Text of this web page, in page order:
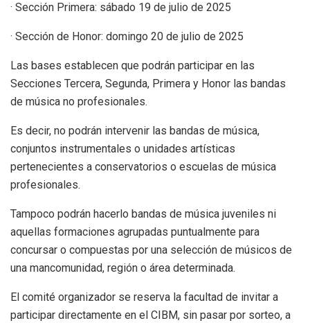
· Sección Primera: sábado 19 de julio de 2025
· Sección de Honor: domingo 20 de julio de 2025
Las bases establecen que podrán participar en las
Secciones Tercera, Segunda, Primera y Honor las bandas
de música no profesionales.
Es decir, no podrán intervenir las bandas de música,
conjuntos instrumentales o unidades artísticas
pertenecientes a conservatorios o escuelas de música
profesionales.
Tampoco podrán hacerlo bandas de música juveniles ni
aquellas formaciones agrupadas puntualmente para
concursar o compuestas por una selección de músicos de
una mancomunidad, región o área determinada.
El comité organizador se reserva la facultad de invitar a
participar directamente en el CIBM, sin pasar por sorteo, a